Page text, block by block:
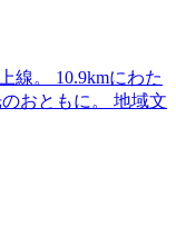
線。 10.9kmにわた
おともに。 地域文